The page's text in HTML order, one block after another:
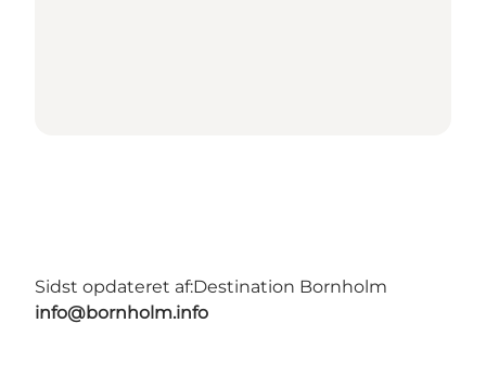
Sidst opdateret af:Destination Bornholm
info@bornholm.info